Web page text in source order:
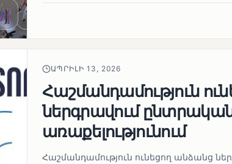
ԱՊՐԻԼԻ 13, 2026
Հաշմանդամություն
ներգրավում
առաքելությունում
Հաշմանդամություն ունեցող անձանց